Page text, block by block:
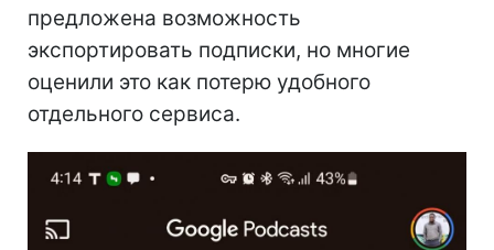
предложена возможность
экспортировать подписки, но многие
оценили это как потерю удобного
отдельного сервиса.